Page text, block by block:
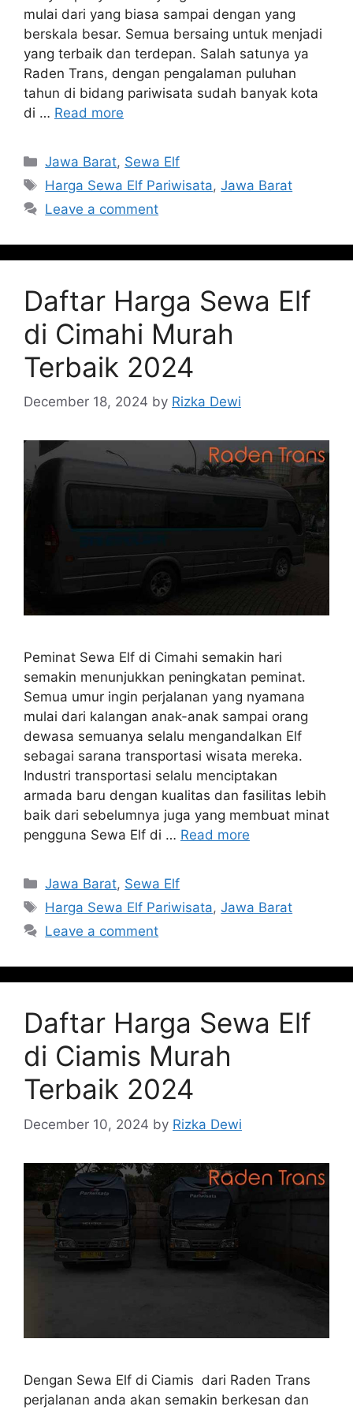
mulai dari yang biasa sampai dengan yang
berskala besar. Semua bersaing untuk menjadi
yang terbaik dan terdepan. Salah satunya ya
Raden Trans, dengan pengalaman puluhan
tahun di bidang pariwisata sudah banyak kota
di … Read more
Categories
Jawa Barat, Sewa Elf
Tags
Harga Sewa Elf Pariwisata,Jawa Barat
Leave a comment
Daftar Harga Sewa Elf
di Cimahi Murah
Terbaik 2024
December 18, 2024 by Rizka Dewi
Peminat Sewa Elf di Cimahi semakin hari
semakin menunjukkan peningkatan peminat.
Semua umur ingin perjalanan yang nyamana
mulai dari kalangan anak-anak sampai orang
dewasa semuanya selalu mengandalkan Elf
sebagai sarana transportasi wisata mereka.
Industri transportasi selalu menciptakan
armada baru dengan kualitas dan fasilitas lebih
baik dari sebelumnya juga yang membuat minat
pengguna Sewa Elf di … Read more
Categories
Jawa Barat, Sewa Elf
Tags
Harga Sewa Elf Pariwisata,Jawa Barat
Leave a comment
Daftar Harga Sewa Elf
di Ciamis Murah
Terbaik 2024
December 10, 2024 by Rizka Dewi
Dengan Sewa Elf di Ciamis dari Raden Trans
perjalanan anda akan semakin berkesan dan